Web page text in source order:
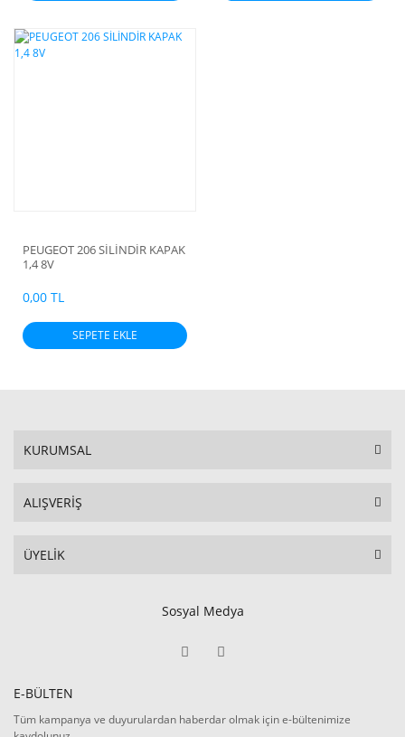
PEUGEOT 206 SİLİNDİR KAPAK
1,4 8V
0,00 TL
SEPETE EKLE
KURUMSAL
ALIŞVERİŞ
ÜYELİK
Sosyal Medya
E-BÜLTEN
Tüm kampanya ve duyurulardan haberdar olmak için e-bültenimize